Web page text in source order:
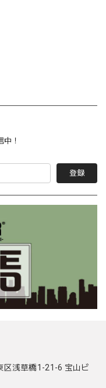
！
登録
区浅草橋1-21-6 宝山ビ